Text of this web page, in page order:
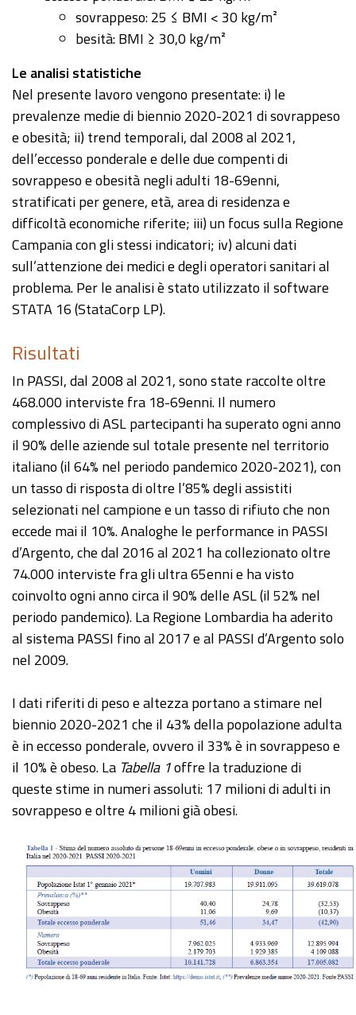
sovrappeso: 25 ≤ BMI < 30 kg/m²
besità: BMI ≥ 30,0 kg/m²
Le analisi statistiche
Nel presente lavoro vengono presentate: i) le
prevalenze medie di biennio 2020-2021 di sovrappeso
e obesità; ii) trend temporali, dal 2008 al 2021,
dell’eccesso ponderale e delle due compenti di
sovrappeso e obesità negli adulti 18-69enni,
stratificati per genere, età, area di residenza e
difficoltà economiche riferite; iii) un focus sulla Regione
Campania con gli stessi indicatori; iv) alcuni dati
sull’attenzione dei medici e degli operatori sanitari al
problema. Per le analisi è stato utilizzato il software
STATA 16 (StataCorp LP).
Risultati
In PASSI, dal 2008 al 2021, sono state raccolte oltre
468.000 interviste fra 18-69enni. Il numero
complessivo di ASL partecipanti ha superato ogni anno
il 90% delle aziende sul totale presente nel territorio
italiano (il 64% nel periodo pandemico 2020-2021), con
un tasso di risposta di oltre l’85% degli assistiti
selezionati nel campione e un tasso di rifiuto che non
eccede mai il 10%. Analoghe le performance in PASSI
d’Argento, che dal 2016 al 2021 ha collezionato oltre
74.000 interviste fra gli ultra 65enni e ha visto
coinvolto ogni anno circa il 90% delle ASL (il 52% nel
periodo pandemico). La Regione Lombardia ha aderito
al sistema PASSI fino al 2017 e al PASSI d’Argento solo
nel 2009.
I dati riferiti di peso e altezza portano a stimare nel
biennio 2020-2021 che il 43% della popolazione adulta
è in eccesso ponderale, ovvero il 33% è in sovrappeso e
il 10% è obeso. La Tabella 1offre la traduzione di
queste stime in numeri assoluti: 17 milioni di adulti in
sovrappeso e oltre 4 milioni già obesi.